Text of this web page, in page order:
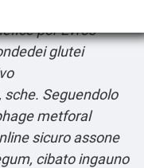
por Evros
glutei
Seguendolo
metforal
sicuro assone
cibato ingauno